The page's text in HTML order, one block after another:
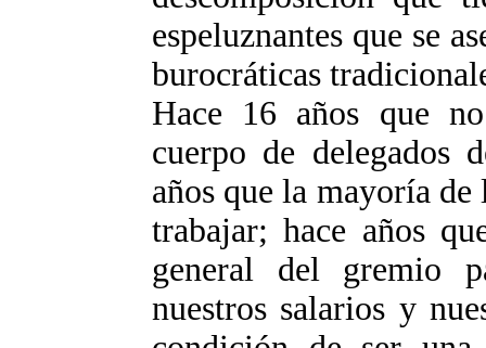
espeluznantes que se
burocráticas
Hace 16 años que
cuerpo de delegados
años que la mayoría
trabajar; hace años
general del gremio
nuestros salarios y